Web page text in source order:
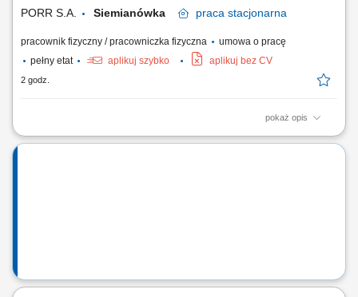
PORR S.A. Siemianówka praca stacjonarna
pracownik fizyczny / pracowniczka fizyczna
umowa o pracę
pełny etat
aplikuj szybko aplikuj bez CV
2 godz.
pokaż opis
Opis stanowiska: Prowadzenie prac związanych z właściwym